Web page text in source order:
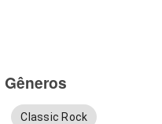
Gêneros
Classic Rock